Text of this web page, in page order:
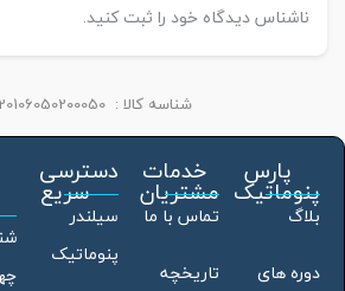
ناشناس دیدگاه خود را ثبت کنید.
شناسه کالا :
پارس
پنوماتیک
بلاگ
دوره های
خدمات
مشتریان
تماس با ما
تاریخچه
دسترسی
سریع
سیلندر
پنوماتیک